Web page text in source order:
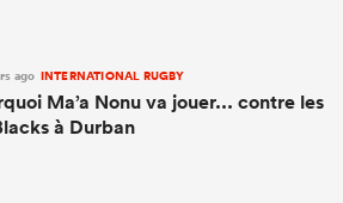
ago INTERNATIONAL RUGBY
Ma’a Nonu va jouer... contre les
à Durban